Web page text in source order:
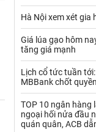
Than
Thủy hải sản
Vàng
VLXD khác
Xi măng -
Hà Nội xem xét gia
Giá lúa gạo hôm
tăng giá mạnh
Lịch cổ tức tuần
MBBank chốt
TOP 10 ngân hàng
ngoại hối nửa đầu
quán quân, ACB